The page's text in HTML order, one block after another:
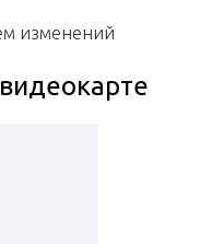
изменений